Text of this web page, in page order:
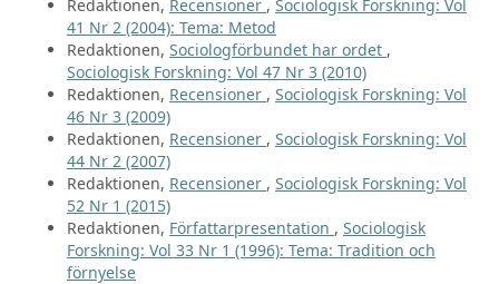
Redaktionen, Recensioner , Sociologisk Forskning: Vol
41 Nr 2 (2004): Tema: Metod
Redaktionen, Sociologförbundet har ordet ,
Sociologisk Forskning: Vol 47 Nr 3 (2010)
Redaktionen, Recensioner , Sociologisk Forskning: Vol
46 Nr 3 (2009)
Redaktionen, Recensioner , Sociologisk Forskning: Vol
44 Nr 2 (2007)
Redaktionen, Recensioner , Sociologisk Forskning: Vol
52 Nr 1 (2015)
Redaktionen, Författarpresentation , Sociologisk
Forskning: Vol 33 Nr 1 (1996): Tema: Tradition och
förnyelse